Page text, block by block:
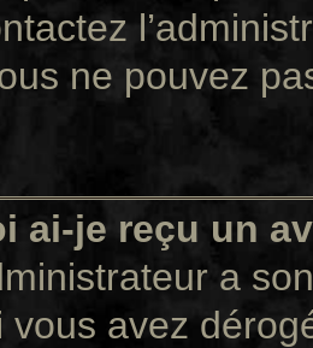
ne pouvez
ai-je reçu un
a
vous avez